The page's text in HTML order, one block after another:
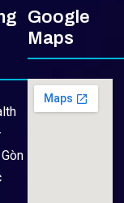
Google
Maps